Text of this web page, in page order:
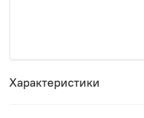
Характеристики